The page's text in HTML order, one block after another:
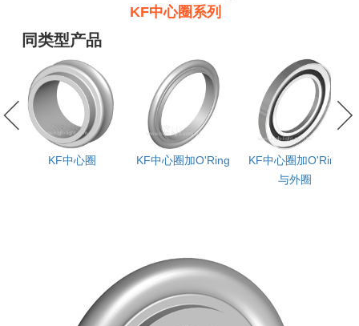
KF中心圈系列
同类型产品
KF中心圈 KF中心圈加O'Ring
KF中心圈加O'Ring
与外圈